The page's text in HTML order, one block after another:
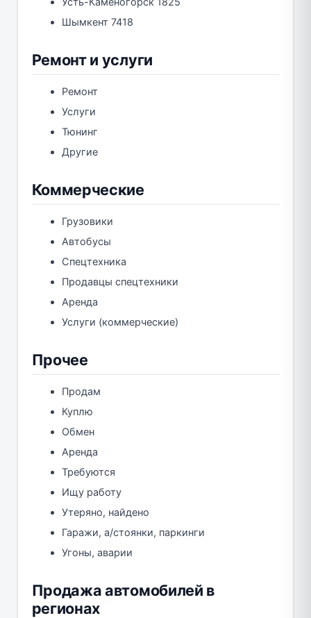
Шымкент 7418
Ремонт и услуги
Ремонт
Услуги
Тюнинг
Другие
Коммерческие
Грузовики
Автобусы
Спецтехника
Продавцы спецтехники
Аренда
Услуги (коммерческие)
Прочее
Продам
Куплю
Обмен
Аренда
Требуются
Ищу работу
Утеряно, найдено
Гаражи, а/стоянки, паркинги
Угоны, аварии
Продажа автомобилей в
регионах